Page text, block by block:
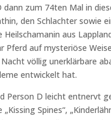
dann zum 74ten Mal in
den Schlachter sowie
Heilschamanin aus
Pferd auf mysteriöse
völlig unerklärbare
entwickelt hat.
Person D leicht entnervt
Spines“,